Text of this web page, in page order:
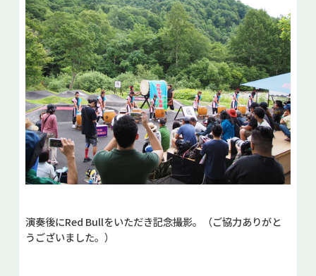
演奏後にRed Bullをいただき記念撮影。（ご協力ありがと
うございました。）